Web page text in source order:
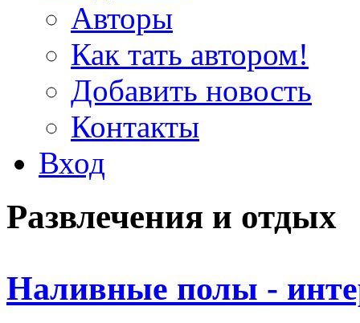
Авторы
Как тать автором!
Добавить новость
Контакты
Вход
Развлечения и отдых
Наливные полы -